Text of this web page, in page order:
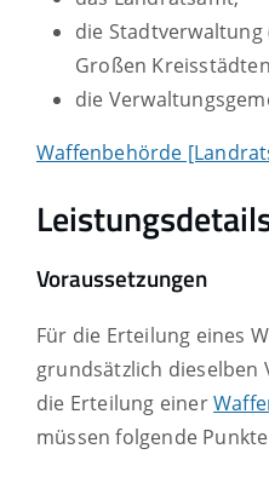
die
Großen
die
Waffenbehörde
Voraussetzungen
Für die Erteilung eines
grundsätzlich dieselben
die Erteilung einer
müssen folgende